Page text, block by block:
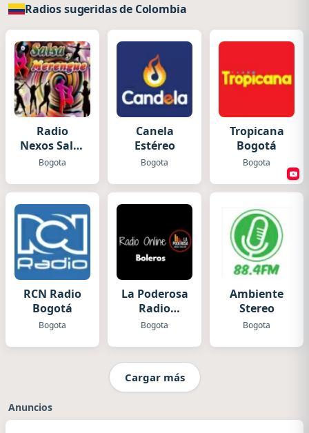
Radios sugeridas de Colombia
Radio
Nexos Salsa
y Merengue
Bogota
Canela
Estéreo
Bogota
Tropicana
Bogotá
Bogota
RCN Radio
Bogotá
Bogota
La Poderosa
Radio
Boleros
Bogota
Ambiente
Stereo
Bogota
Cargar más
Anuncios